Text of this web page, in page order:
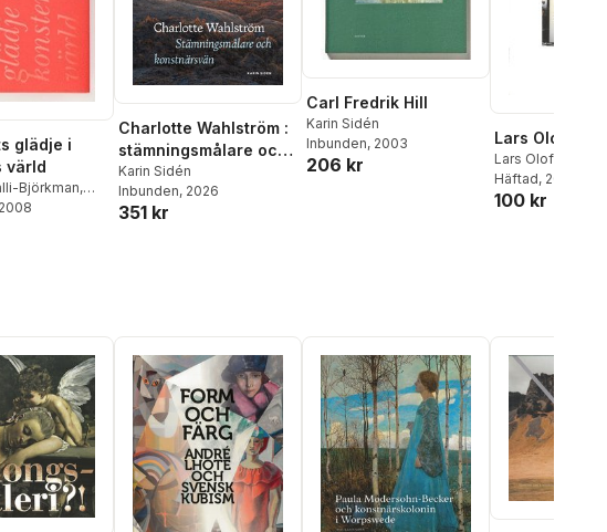
glädje i
värld
Björkman,
,Torsten
Charlotte Wahlström :
stämningsmålare och
konstnärsvän
Karin Sidén
Inbunden, 2026
351 kr
Carl Fredrik Hill
Karin Sidén
Inbunden, 2003
206 kr
Lars Olof
Lars Olof Loeld
Cornell,Karin
Häftad, 2014
100 kr